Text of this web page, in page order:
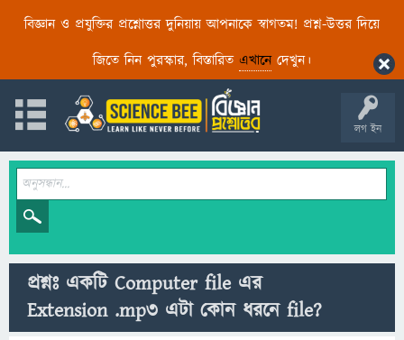
বিজ্ঞান ও প্রযুক্তির প্রশ্নোত্তর দুনিয়ায় আপনাকে স্বাগতম! প্রশ্ন-উত্তর দিয়ে
জিতে নিন পুরস্কার, বিস্তারিত এখানেদেখুন।
লগ ইন
প্রশ্নঃ একটি Computer file এর
Extension .mp3 এটা কোন ধরনে file?